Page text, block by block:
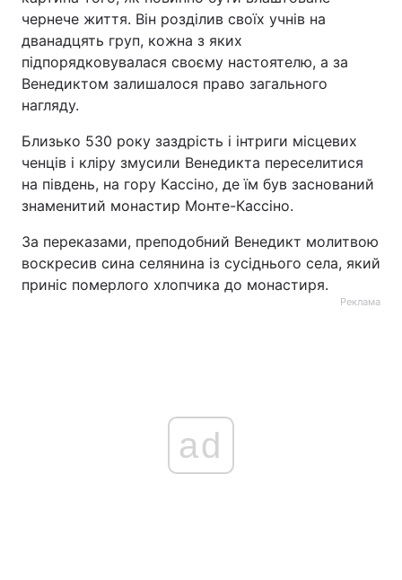
чернече життя. Він розділив своїх учнів на
дванадцять груп, кожна з яких
підпорядковувалася своєму настоятелю, а за
Венедиктом залишалося право загального
нагляду.
Близько 530 року заздрість і інтриги місцевих
ченців і кліру змусили Венедикта переселитися
на південь, на гору Кассіно, де їм був заснований
знаменитий монастир Монте-Кассіно.
За переказами, преподобний Венедикт молитвою
воскресив сина селянина із сусіднього села, який
приніс померлого хлопчика до монастиря.
Реклама
ad